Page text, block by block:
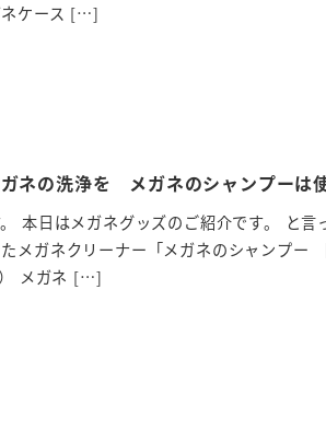
ネケース […]
ネの洗浄を メガネのシャンプーは
本日はメガネグッズのご紹介です。 と
メガネクリーナー「メガネのシャンプー
メガネ […]